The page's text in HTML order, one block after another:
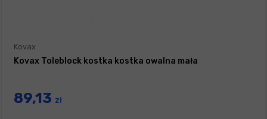
Kovax
Kovax Toleblock kostka kostka owalna mała
89,13 zł